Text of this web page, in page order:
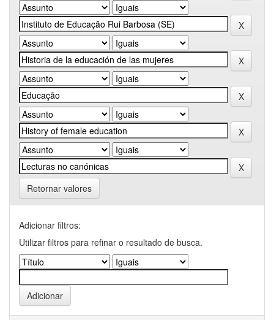
Retornar valores
Adicionar filtros:
Utilizar filtros para refinar o resultado de busca.